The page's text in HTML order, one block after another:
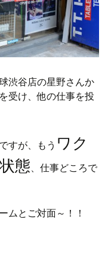
渋谷店の星野さんか
受け、他の仕事を投
すが、もう ワク
態 、仕事どころで
ムとご対面～！！